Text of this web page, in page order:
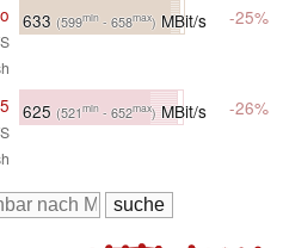
633 (599min - 658max) MBit/s -25%
625 (521min - 652max) MBit/s -26%